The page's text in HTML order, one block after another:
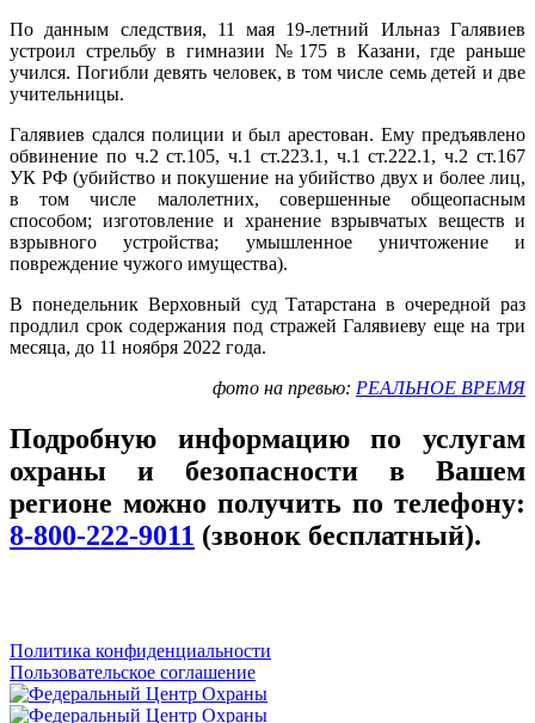
По данным следствия, 11 мая 19-летний Ильназ Галявиев
устроил стрельбу в гимназии №175 в Казани, где раньше
учился. Погибли девять человек, в том числе семь детей и две
учительницы.
Галявиев сдался полиции и был арестован. Ему предъявлено
обвинение по ч.2 ст.105, ч.1 ст.223.1, ч.1 ст.222.1, ч.2 ст.167
УК РФ (убийство и покушение на убийство двух и более лиц,
в том числе малолетних, совершенные общеопасным
способом; изготовление и хранение взрывчатых веществ и
взрывного устройства; умышленное уничтожение и
повреждение чужого имущества).
В понедельник Верховный суд Татарстана в очередной раз
продлил срок содержания под стражей Галявиеву еще на три
месяца, до 11 ноября 2022 года.
фото на превью: РЕАЛЬНОЕ ВРЕМЯ
Подробную информацию по услугам
охраны и безопасности в Вашем
регионе можно получить по телефону:
8-800-222-9011 (звонок бесплатный).
Политика конфиденциальности
Пользовательское соглашение